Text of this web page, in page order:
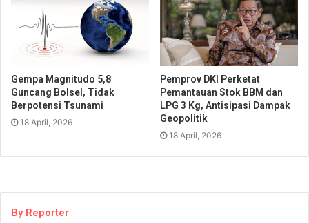
Gempa Magnitudo 5,8
Guncang Bolsel, Tidak
Berpotensi Tsunami
18 April, 2026
Pemprov DKI Perketat
Pemantauan Stok BBM dan
LPG 3 Kg, Antisipasi Dampak
Geopolitik
18 April, 2026
By Reporter